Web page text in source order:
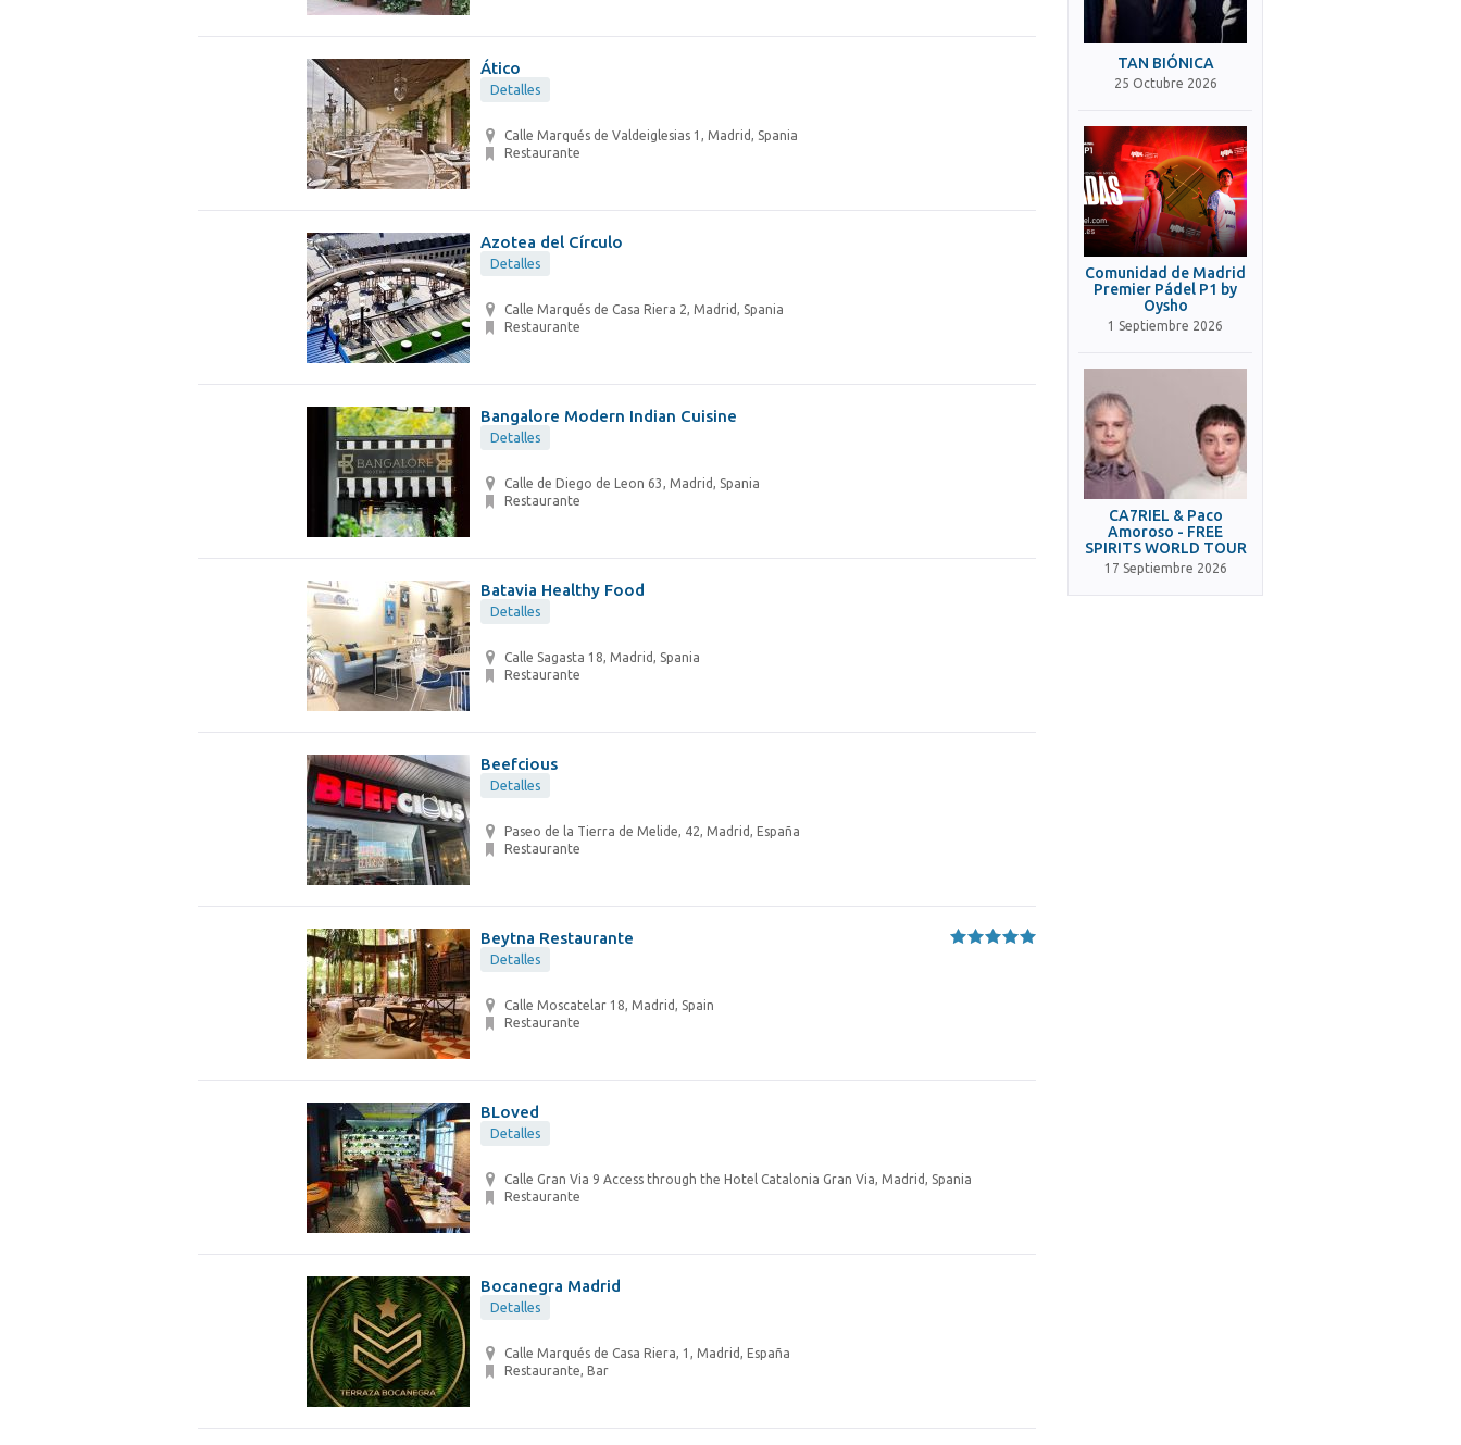
Ático
Detalles
Calle Marqués de Valdeiglesias 1, Madrid, Spania
Restaurante
Azotea del Círculo
Detalles
Calle Marqués de Casa Riera 2, Madrid, Spania
Restaurante
Bangalore Modern Indian Cuisine
Detalles
Calle de Diego de Leon 63, Madrid, Spania
Restaurante
Batavia Healthy Food
Detalles
Calle Sagasta 18, Madrid, Spania
Restaurante
Beefcious
Detalles
Paseo de la Tierra de Melide, 42, Madrid, España
Restaurante
Beytna Restaurante
Detalles
Calle Moscatelar 18, Madrid, Spain
Restaurante
BLoved
Detalles
Calle Gran Via 9 Access through the Hotel Catalonia Gran Via, Madrid, Spania
Restaurante
Bocanegra Madrid
Detalles
Calle Marqués de Casa Riera, 1, Madrid, España
Restaurante, Bar
TAN BIÓNICA
25 Octubre 2026
Comunidad de Madrid
Premier Pádel P1 by
Oysho
1 Septiembre 2026
CA7RIEL & Paco
Amoroso - FREE
SPIRITS WORLD TOUR
17 Septiembre 2026